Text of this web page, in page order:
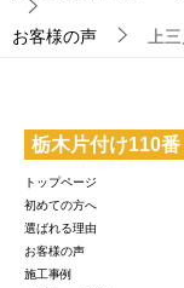
お客様の声 上
栃木片付け110番
トップページ
初めての方へ
選ばれる理由
お客様の声
施工事例